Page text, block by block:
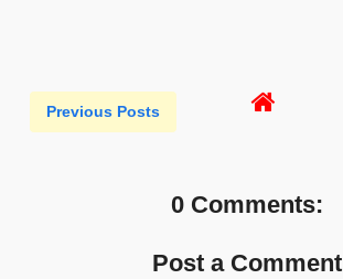
Previous Posts
0 Comments:
Post a Comment